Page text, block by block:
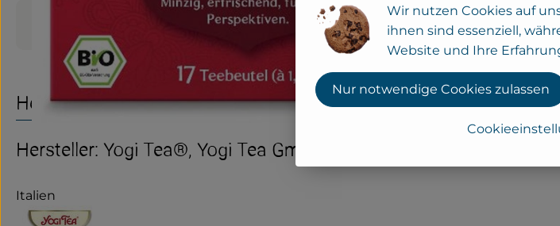
Produktdatenblatt
Herkunft
Hersteller: Yogi Tea®, Yogi Tea GmbH
Italien
Wir nutzen Cookies auf
ihnen sind essenziell,
Website und Ihre
Nur notwendige Cookies zulassen